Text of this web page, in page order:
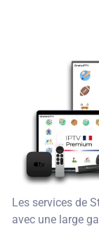
Les services de
avec une large